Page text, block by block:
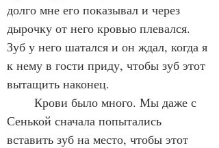
долго мне его показывал и через
дырочку от него кровью плевался.
Зуб у него шатался и он ждал, когда я
к нему в гости приду, чтобы зуб этот
вытащить наконец.
Сенькой сначала попытались
вставить зуб на место, чтобы этот